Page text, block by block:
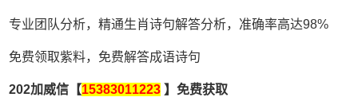
专业团队分析，精通生肖诗句解答分析，准确率高达98%
免费领取紫料，免费解答成语诗句
202加威信【15383011223 】免费获取